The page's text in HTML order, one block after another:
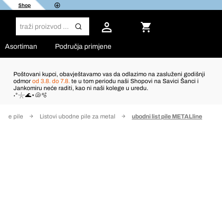
Shop
Asortiman Područja primjene
Poštovani kupci, obavještavamo vas da odlazimo na zasluženi godišnji
odmor od 3.8. do 7.8. te u tom periodu naši Shopovi na Savici Šanci i
Jankomiru neće raditi, kao ni naši kolege u uredu.
˖°𓇼🌊⋆🐚🫧
pile Listovi ubodne pile za metal ubodni list pile METALline